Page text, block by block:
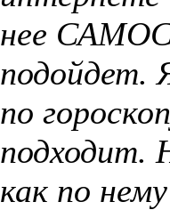
нее
подойдет.
по
подходит.
как по